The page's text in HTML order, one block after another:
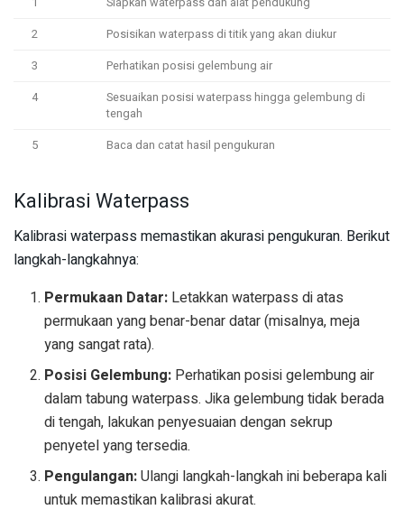
2
Posisikan waterpass di titik yang akan diukur
3
Perhatikan posisi gelembung air
4
Sesuaikan posisi waterpass hingga gelembung di
tengah
5
Baca dan catat hasil pengukuran
Kalibrasi Waterpass
Kalibrasi waterpass memastikan akurasi pengukuran. Berikut
langkah-langkahnya:
Permukaan Datar: Letakkan waterpass di atas
permukaan yang benar-benar datar (misalnya, meja
yang sangat rata).
Posisi Gelembung: Perhatikan posisi gelembung air
dalam tabung waterpass. Jika gelembung tidak berada
di tengah, lakukan penyesuaian dengan sekrup
penyetel yang tersedia.
Pengulangan:Ulangi langkah-langkah ini beberapa kali
untuk memastikan kalibrasi akurat.